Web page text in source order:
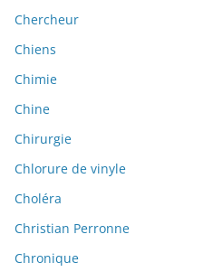
Chercheur
Chiens
Chimie
Chine
Chirurgie
Chlorure de vinyle
Choléra
Christian Perronne
Chronique